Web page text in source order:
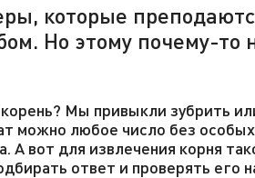
которые
Но этому почему-то
Мы привыкли зубрить
можно любое число без
А вот для извлечения корня
ответ и проверять его